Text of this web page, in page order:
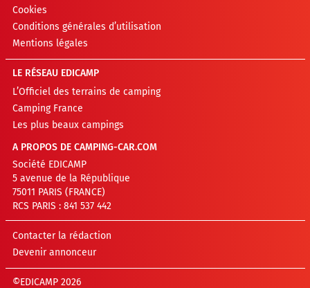
Cookies
Conditions générales d’utilisation
Mentions légales
LE RÉSEAU EDICAMP
L’Officiel des terrains de camping
Camping France
Les plus beaux campings
A PROPOS DE CAMPING-CAR.COM
Société EDICAMP
5 avenue de la République
75011 PARIS (FRANCE)
RCS PARIS : 841 537 442
Contacter la rédaction
Devenir annonceur
©EDICAMP 2026